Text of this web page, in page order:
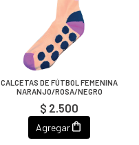
CALCETAS DE FÚTBOL FEMENINA
NARANJO/ROSA/NEGRO
$ 2.500
Agregar